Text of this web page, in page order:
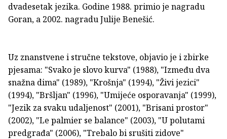
dvadesetak jezika. Godine 1988. primio je nagradu
Goran, a 2002. nagradu Julije Benešić.
Uz znanstvene i stručne tekstove, objavio je i zbirke
pjesama: "Svako je slovo kurva" (1988), "Između dva
snažna dima" (1989), "Krošnja" (1994), "Živi jezici"
(1994), "Bršljan" (1996), "Umijeće osporavanja" (1999),
"Jezik za svaku udaljenost" (2001), "Brisani prostor"
(2002), "Le palmier se balance" (2003), "U polutami
predgrađa" (2006), "Trebalo bi srušiti zidove"